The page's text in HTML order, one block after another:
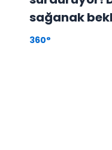
sağanak
360°